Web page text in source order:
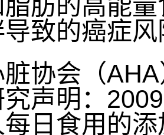
肪的高能
致的癌症
协会（
声明：
日食用的